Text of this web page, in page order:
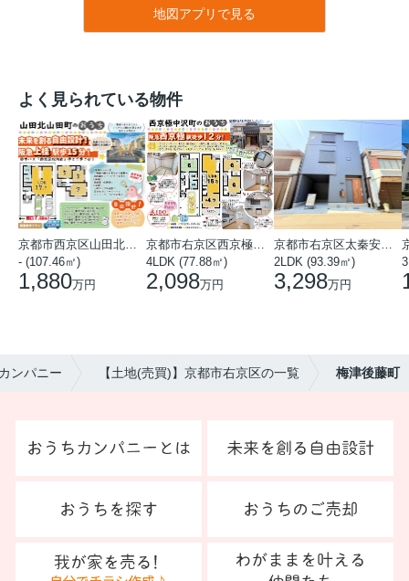
地図アプリで見る
よく見られている物件
- (107.46㎡)
1,880万円
4LDK (77.88㎡)
2,098万円
2LDK (93.39㎡)
3,298万円
ンパニー 【土地(売買)】京都市右京区の一覧 梅津後藤町